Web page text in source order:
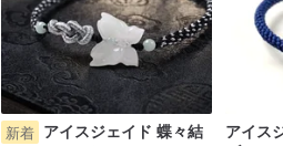
新着 アイスジェイド 蝶々結
アイス